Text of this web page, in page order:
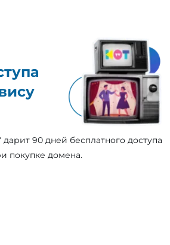
90 дней бесплатного доступа
покупке домена.